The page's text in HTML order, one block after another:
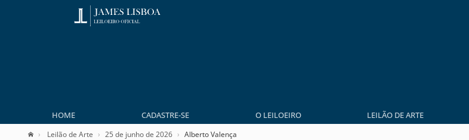
HOME CADASTRE-SE O LEILOEIRO LEILÃO DE ARTE
Leilão de Arte 25 de junho de 2026 Alberto Valença